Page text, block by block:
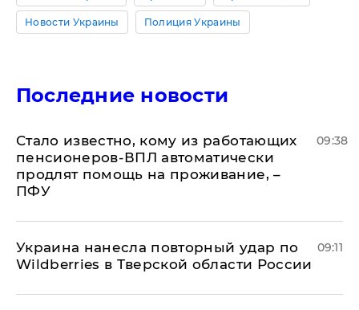
Новости Украины Полиция Украины
Последние новости
Стало известно, кому из работающих
пенсионеров-ВПЛ автоматически
продлят помощь на проживание, –
ПФУ
09:38
Украина нанесла повторный удар по
Wildberries в Тверской области России
09:11